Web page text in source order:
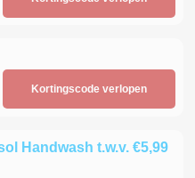
Kortingscode verlopen
Handwash t.w.v. €5,99